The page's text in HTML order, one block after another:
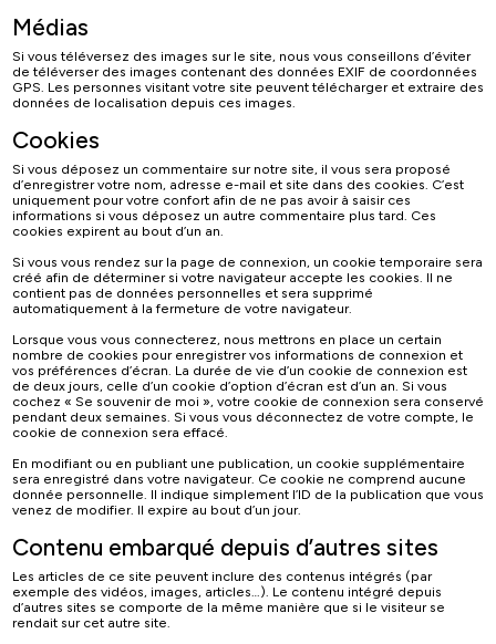
Médias
Si vous téléversez des images sur le site, nous vous conseillons d’éviter
de téléverser des images contenant des données EXIF de coordonnées
GPS. Les personnes visitant votre site peuvent télécharger et extraire des
données de localisation depuis ces images.
Cookies
Si vous déposez un commentaire sur notre site, il vous sera proposé
d’enregistrer votre nom, adresse e-mail et site dans des cookies. C’est
uniquement pour votre confort afin de ne pas avoir à saisir ces
informations si vous déposez un autre commentaire plus tard. Ces
cookies expirent au bout d’un an.
Si vous vous rendez sur la page de connexion, un cookie temporaire sera
créé afin de déterminer si votre navigateur accepte les cookies. Il ne
contient pas de données personnelles et sera supprimé
automatiquement à la fermeture de votre navigateur.
Lorsque vous vous connecterez, nous mettrons en place un certain
nombre de cookies pour enregistrer vos informations de connexion et
vos préférences d’écran. La durée de vie d’un cookie de connexion est
de deux jours, celle d’un cookie d’option d’écran est d’un an. Si vous
cochez « Se souvenir de moi », votre cookie de connexion sera conservé
pendant deux semaines. Si vous vous déconnectez de votre compte, le
cookie de connexion sera effacé.
En modifiant ou en publiant une publication, un cookie supplémentaire
sera enregistré dans votre navigateur. Ce cookie ne comprend aucune
donnée personnelle. Il indique simplement l’ID de la publication que vous
venez de modifier. Il expire au bout d’un jour.
Contenu embarqué depuis d’autres sites
Les articles de ce site peuvent inclure des contenus intégrés (par
exemple des vidéos, images, articles…). Le contenu intégré depuis
d’autres sites se comporte de la même manière que si le visiteur se
rendait sur cet autre site.